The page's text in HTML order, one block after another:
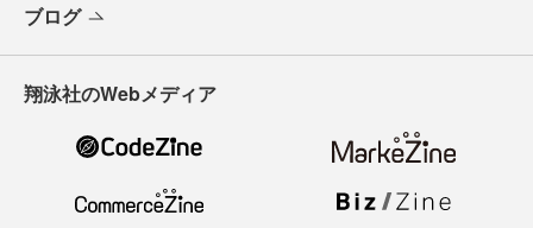
ブログ
翔泳社のWebメディア